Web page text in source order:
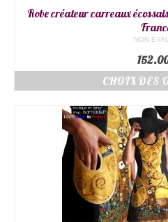
Robe créateur carreaux
NON
CHOIX DES